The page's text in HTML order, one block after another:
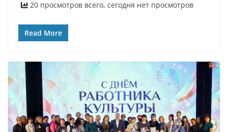
20 просмотров всего, сегодня нет просмотров
Read More